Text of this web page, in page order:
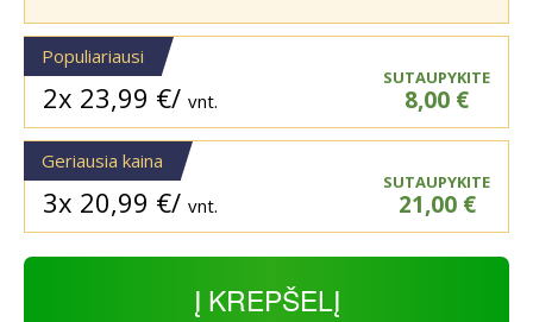
Populiariausi
2x 23,99 €/ vnt.
SUTAUPYKITE
8,00 €
Geriausia kaina
3x 20,99 €/ vnt.
SUTAUPYKITE
21,00 €
Į KREPŠELĮ